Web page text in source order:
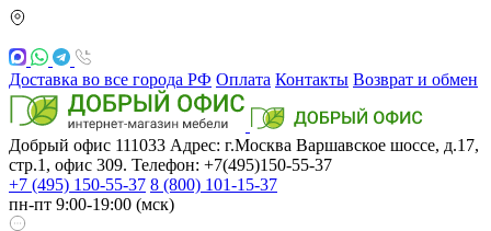
Доставка во все города РФ Оплата Контакты Возврат и обмен
Добрый офис 111033 Адрес: г.Москва Варшавское шоссе, д.17,
стр.1, офис 309. Телефон: +7(495)150-55-37
+7 (495) 150-55-37 8 (800) 101-15-37
пн-пт 9:00-19:00 (мск)